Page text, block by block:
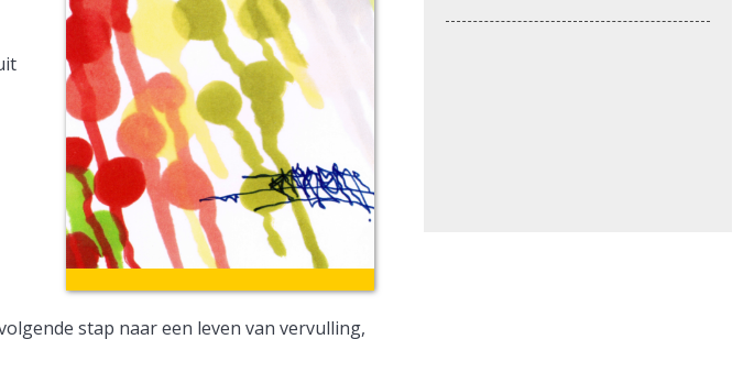
stap naar een leven van vervulling,